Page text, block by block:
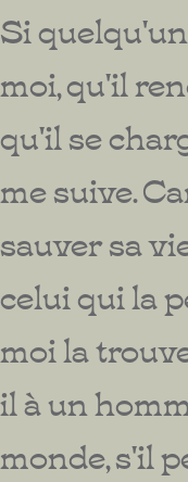
Si
moi, qu'il
qu'il se
me suive.
sauver sa
celui qui la
moi la
il à un
monde, s'il